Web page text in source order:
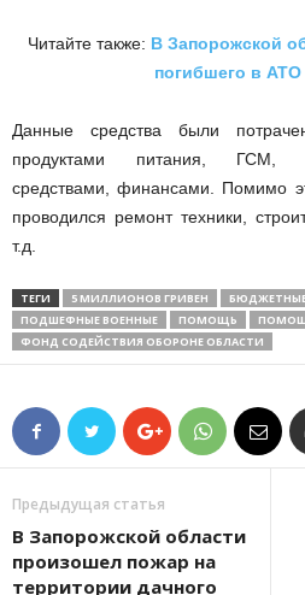
Читайте также: В Запорожской
погибшего в АТО
Данные средства были
продуктами питания, ГСМ,
средствами, финансами. Помимо
проводился ремонт техники,
т.д.
ТЕГИ 5 МИЛЛИОНОВ ГРИВЕН БЮДЖЕТНЫЕ
ПОДШЕФНЫЕ ВОЕННЫЕ
ПОМОЩЬ
ФОНД СОДЕЙСТВИЯ ОБОРОНЕ ОБЛАСТИ
Предыдущая статья
В Запорожской области
произошел пожар на
территории дачного